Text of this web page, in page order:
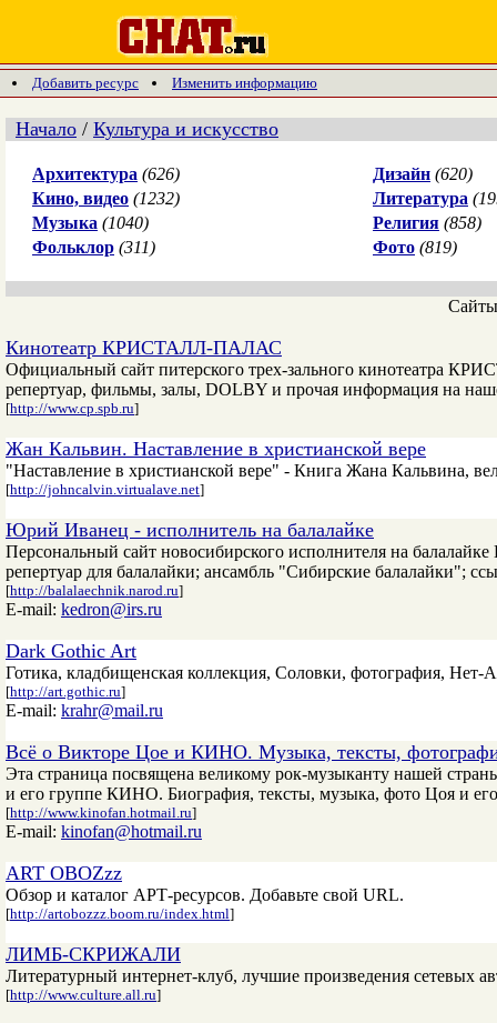
Добавить ресурс Изменить информацию
Начало / Культура и искусство
Архитектура (626) Дизайн (620)
Кино, видео (1232) Литература
Музыка (1040) Религия (858)
Фольклор (311) Фото (819)
Кинотеатр КРИСТАЛЛ-ПАЛАС
Официальный сайт питерского трех-зального кинотеатра
репертуар, фильмы, залы, DOLBY и прочая информация на
[http://www.cp.spb.ru]
Жан Кальвин. Наставление в христианской вере
"Наставление в христианской вере" - Книга Жана Кальвина,
[http://johncalvin.virtualave.net]
Юрий Иванец - исполнитель на балалайке
Персональный сайт новосибирского исполнителя на
репертуар для балалайки; ансамбль "Сибирские балалайки";
[http://balalaechnik.narod.ru]
E-mail: kedron@irs.ru
Dark Gothic Art
Готика, кладбищенская коллекция, Соловки, фотография, Нет-
[http://art.gothic.ru]
E-mail: krahr@mail.ru
Всё о Викторе Цое и КИНО. Музыка, тексты,
Эта страница посвящена великому рок-музыканту нашей
и его группе КИНО. Биография, тексты, музыка, фото Цоя и
[http://www.kinofan.hotmail.ru]
E-mail: kinofan@hotmail.ru
ART OBOZzz
Обзор и каталог АРТ-ресурсов. Добавьте свой URL.
[http://artobozzz.boom.ru/index.html]
ЛИМБ-СКРИЖАЛИ
Литературный интернет-клуб, лучшие произведения сетевых
[http://www.culture.all.ru]